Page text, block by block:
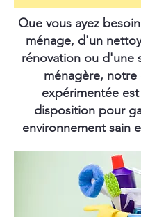
Que vous ayez
ménage, d'un
rénovation ou d'une
ménagère, notre
expérimentée
disposition pour
environnement sain